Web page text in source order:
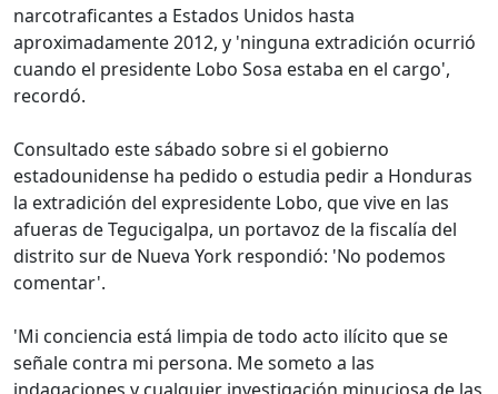
narcotraficantes a Estados Unidos hasta
aproximadamente 2012, y 'ninguna extradición ocurrió
cuando el presidente Lobo Sosa estaba en el cargo',
recordó.
Consultado este sábado sobre si el gobierno
estadounidense ha pedido o estudia pedir a Honduras
la extradición del expresidente Lobo, que vive en las
afueras de Tegucigalpa, un portavoz de la fiscalía del
distrito sur de Nueva York respondió: 'No podemos
comentar'.
'Mi conciencia está limpia de todo acto ilícito que se
señale contra mi persona. Me someto a las